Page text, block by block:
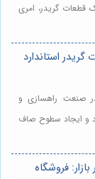
گریدر، امری
استاندارد
در صنعت راهسازی و
و ایجاد سطوح صاف
فروشگاه